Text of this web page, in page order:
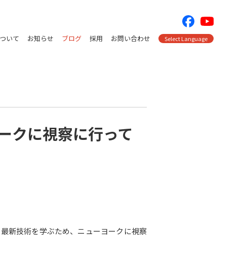
いて お知らせ ブログ 採用 お問い合わせ Select Language
クに視察に行って
新技術を学ぶため、ニューヨークに視察